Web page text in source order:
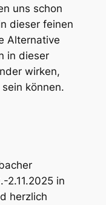
uns schon
dieser feinen
Alternative
in dieser
wirken,
können.
2.11.2025 in
herzlich